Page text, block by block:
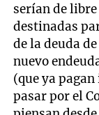
serían de
destinadas
de la deuda
nuevo
(que ya
pasar por el